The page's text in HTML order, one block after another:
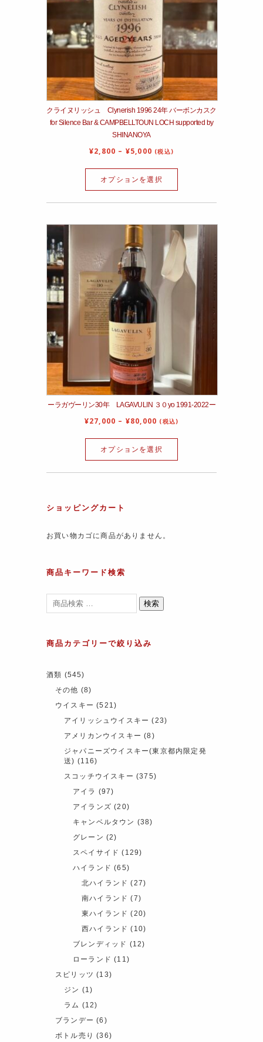
クライヌリッシュ Clynerish 1996 24年 バーボンカスク
for Silence Bar & CAMPBELLTOUN LOCH supported by
SHINANOYA
¥2,800 – ¥5,000 (税込)
オプションを選択
ーラガヴーリン30年 LAGAVULIN ３０yo 1991-2022ー
¥27,000 – ¥80,000 (税込)
オプションを選択
ショッピングカート
お買い物カゴに商品がありません。
商品キーワード検索
検索
商品カテゴリーで絞り込み
酒類 (545)
その他 (8)
ウイスキー (521)
アイリッシュウイスキー (23)
アメリカンウイスキー (8)
ジャパニーズウイスキー(東京都内限定発
送) (116)
スコッチウイスキー (375)
アイラ (97)
アイランズ (20)
キャンベルタウン (38)
グレーン (2)
スペイサイド (129)
ハイランド (65)
北ハイランド (27)
南ハイランド (7)
東ハイランド (20)
西ハイランド (10)
ブレンディッド (12)
ローランド (11)
スピリッツ (13)
ジン (1)
ラム (12)
ブランデー (6)
ボトル売り (36)